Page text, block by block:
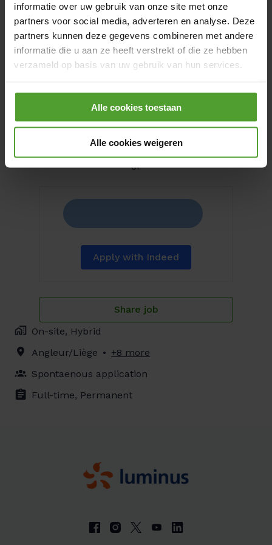
informatie over uw gebruik van onze site met onze
partners voor social media, adverteren en analyse. Deze
partners kunnen deze gegevens combineren met andere
informatie die u aan ze heeft verstrekt of die ze hebben
verzameld op basis van uw gebruik van hun services.
Door op de knop “Alle cookies weigeren” te klikken, kunt
u ervoor kiezen om alle cookies te weigeren, behalve de
noodzakelijke cookies. De noodzakelijke cookies zijn
nodig voor het goed functioneren van de website(s) en
Alle cookies toestaan
Alle cookies weigeren
Apply for this job
or
Apply with Indeed
Share job
On-site, Hybrid
Angleur/Liège • +8 more
Spontaenous application
Full-time, Permanent
Homepagina